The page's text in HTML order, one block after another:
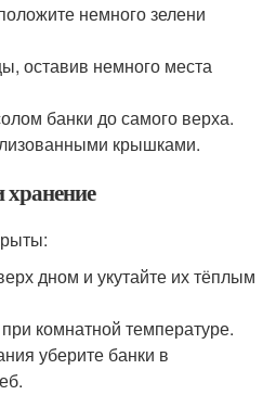
немного зелени
оставив немного места
банки до самого верха.
крышками.
дном и укутайте их тёплым
комнатной температуре.
уберите банки в